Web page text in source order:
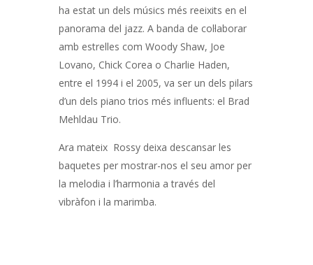
ha estat un dels músics més reeixits en el
panorama del jazz. A banda de col·laborar
amb estrelles com Woody Shaw, Joe
Lovano, Chick Corea o Charlie Haden,
entre el 1994 i el 2005, va ser un dels pilars
d’un dels piano trios més influents: el Brad
Mehldau Trio.
Ara mateix Rossy deixa descansar les
baquetes per mostrar-nos el seu amor per
la melodia i l’harmonia a través del
vibràfon i la marimba.